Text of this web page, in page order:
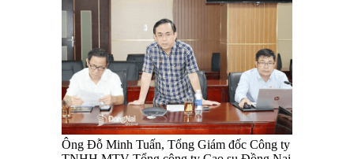
Ông Đỗ Minh Tuấn, Tổng Giám đốc Công ty